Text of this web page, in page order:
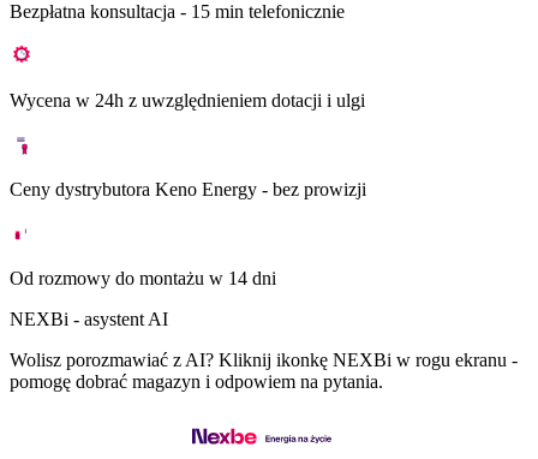
Bezpłatna konsultacja - 15 min telefonicznie
Wycena w 24h z uwzględnieniem dotacji i ulgi
Ceny dystrybutora Keno Energy - bez prowizji
Od rozmowy do montażu w 14 dni
NEXBi - asystent AI
Wolisz porozmawiać z AI? Kliknij ikonkę NEXBi w rogu ekranu -
pomogę dobrać magazyn i odpowiem na pytania.